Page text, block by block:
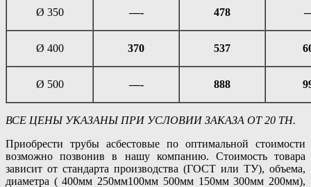
Ø 350 —- 478
Ø 400 370 537
Ø 500 —- 888
ВСЕ ЦЕНЫ УКАЗАНЫ ПРИ УСЛОВИИ ЗАКАЗА ОТ 20 ТН.
Приобрести трубы асбестовые по оптимальной стоимости
возможно позвонив в нашу компанию. Стоимость товара
зависит от стандарта производства (ГОСТ или ТУ), объема,
диаметра ( 400мм 250мм100мм 500мм 150мм 300мм 200мм),